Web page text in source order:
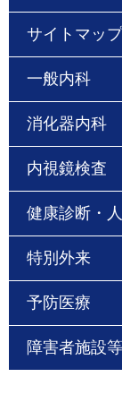
サイトマップ
一般内科
消化器内科
内視鏡検査
健康診断・
特別外来
予防医療
障害者施設